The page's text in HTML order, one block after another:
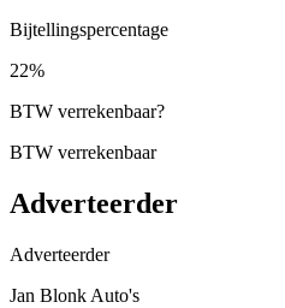
Bijtellingspercentage
22%
BTW verrekenbaar?
BTW verrekenbaar
Adverteerder
Adverteerder
Jan Blonk Auto's